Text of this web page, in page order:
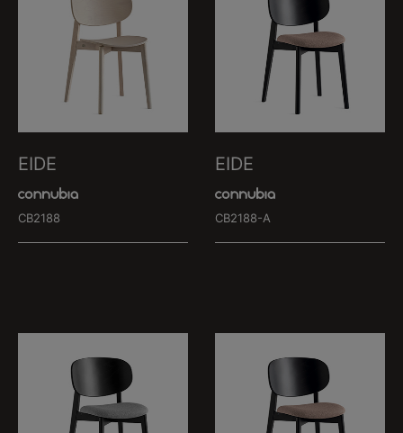
EIDE
CB2188
EIDE
CB2188-A